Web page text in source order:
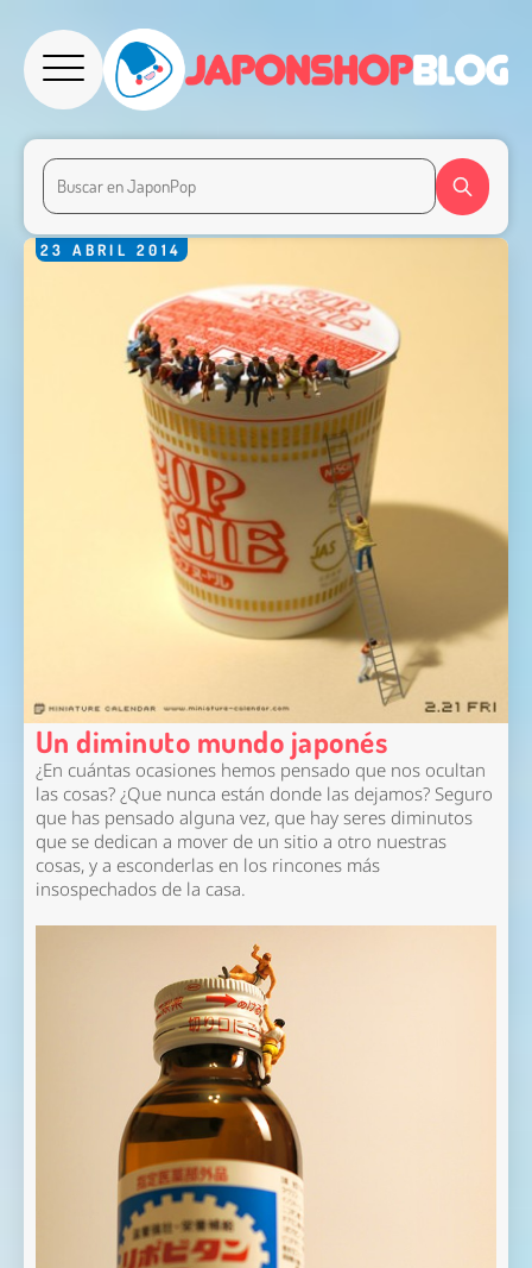
23 ABRIL 2014
Un diminuto mundo japonés
¿En cuántas ocasiones hemos pensado que nos ocultan
las cosas? ¿Que nunca están donde las dejamos? Seguro
que has pensado alguna vez, que hay seres diminutos
que se dedican a mover de un sitio a otro nuestras
cosas, y a esconderlas en los rincones más
insospechados de la casa.